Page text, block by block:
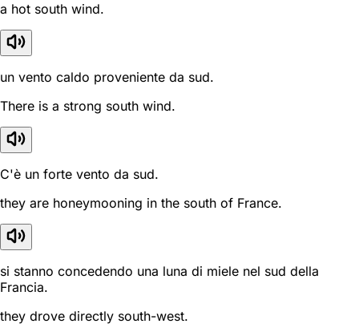
a hot south wind.
un vento caldo proveniente da sud.
There is a strong south wind.
C'è un forte vento da sud.
they are honeymooning in the south of France.
si stanno concedendo una luna di miele nel sud della
Francia.
they drove directly south-west.